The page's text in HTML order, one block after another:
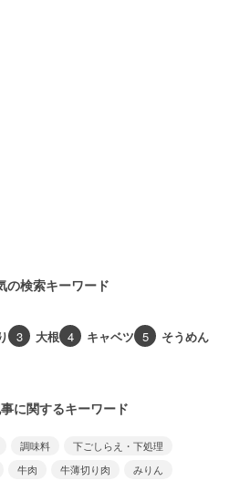
の検索キーワード
3 大根 4 キャベツ 5 そうめん
に関するキーワード
調味料
下ごしらえ・下処理
牛肉 牛薄切り肉 みりん